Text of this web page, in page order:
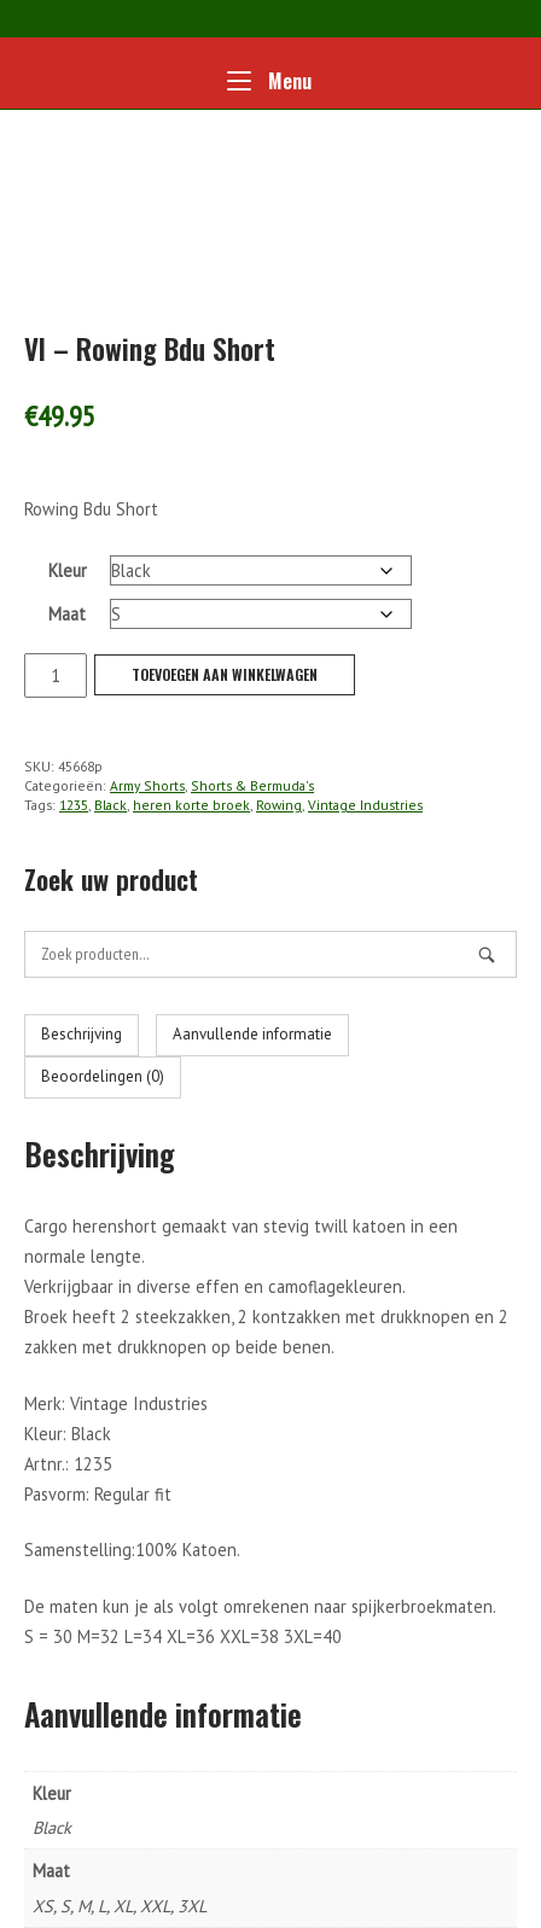
naar
Home
MenuMenu
VI – Rowing Bdu Short
€49.95
Rowing Bdu Short
Kleur
Maat
-
Short
aantal
TOEVOEGEN AAN WINKELWAGEN
SKU: 45668p
Categorieën: Army Shorts Shorts & Bermuda's
Tags: 1235 Black heren korte broek Rowing Vintage Industries
Zoek uw product
Zoek
naar:
Beschrijving Aanvullende informatie
Beoordelingen (0)
Beschrijving
Cargo herenshort gemaakt van stevig twill katoen in een
normale lengte.
Verkrijgbaar in diverse effen en camoflagekleuren.
Broek heeft 2 steekzakken, 2 kontzakken met drukknopen en 2
zakken met drukknopen op beide benen.
Merk: Vintage Industries
Kleur: Black
Artnr.: 1235
Pasvorm: Regular fit
Samenstelling:100% Katoen.
De maten kun je als volgt omrekenen naar spijkerbroekmaten.
S = 30 M=32 L=34 XL=36 XXL=38 3XL=40
Aanvullende informatie
Kleur
Black
Maat
XS, S, M, L, XL, XXL, 3XL